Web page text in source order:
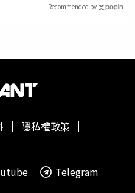
Recommended by
隱私權政策
Telegram